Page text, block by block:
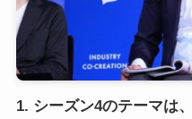
1. シーズン4のテーマは